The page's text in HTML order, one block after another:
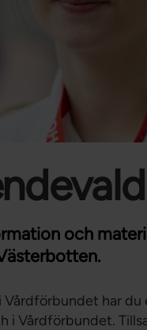
och
Vårdförbundet har
i Vårdförbundet.